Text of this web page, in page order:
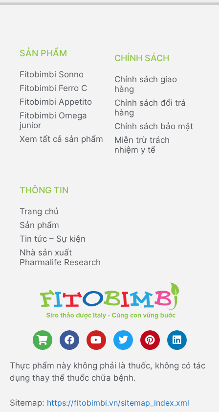
SẢN PHẨM
Fitobimbi Sonno
Fitobimbi Ferro C
Fitobimbi Appetito
Fitobimbi Omega
junior
Xem tất cả sản phẩm
CHÍNH SÁCH
Chính sách giao
hàng
Chính sách đổi trả
hàng
Chính sách bảo mật
Miễn trừ trách
nhiệm y tế
THÔNG TIN
Trang chủ
Sản phẩm
Tin tức – Sự kiện
Nhà sản xuất
Pharmalife Research
Thực phẩm này không phải là thuốc, không có tác
dụng thay thế thuốc chữa bệnh.
Sitemap: https://fitobimbi.vn/sitemap_index.xml